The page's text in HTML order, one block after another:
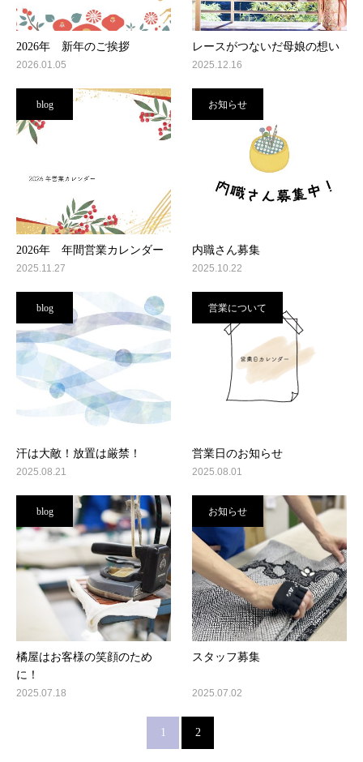
2026年 新年のご挨拶
2026.01.05
レースがつないだ母娘の想い
2025.12.16
blog
2026年 年間営業カレンダー
2025.11.27
お知らせ
内職さん募集
2025.10.22
blog
汗は大敵！放置は厳禁！
2025.08.21
営業について
営業日のお知らせ
2025.08.01
blog
橘屋はお客様の笑顔のため
に！
2025.07.18
お知らせ
スタッフ募集
2025.07.02
1 2